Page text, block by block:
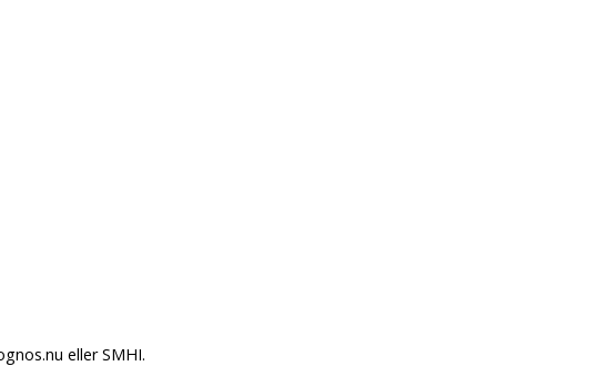
eller SMHI.